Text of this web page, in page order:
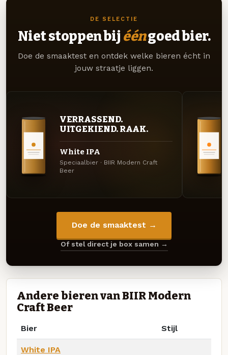
DE SELECTIE
Niet stoppen bij ééngoed bier.
Doe de smaaktest en ontdek welke bieren écht in
jouw straatje liggen.
VERRASSEND.
UITGEKIEND. RAAK.
White IPA
Speciaalbier · BIIR Modern Craft
Beer
Doe de smaaktest →
Of stel direct je box samen →
Andere bieren van BIIR Modern
Craft Beer
Bier Stijl
White IPA